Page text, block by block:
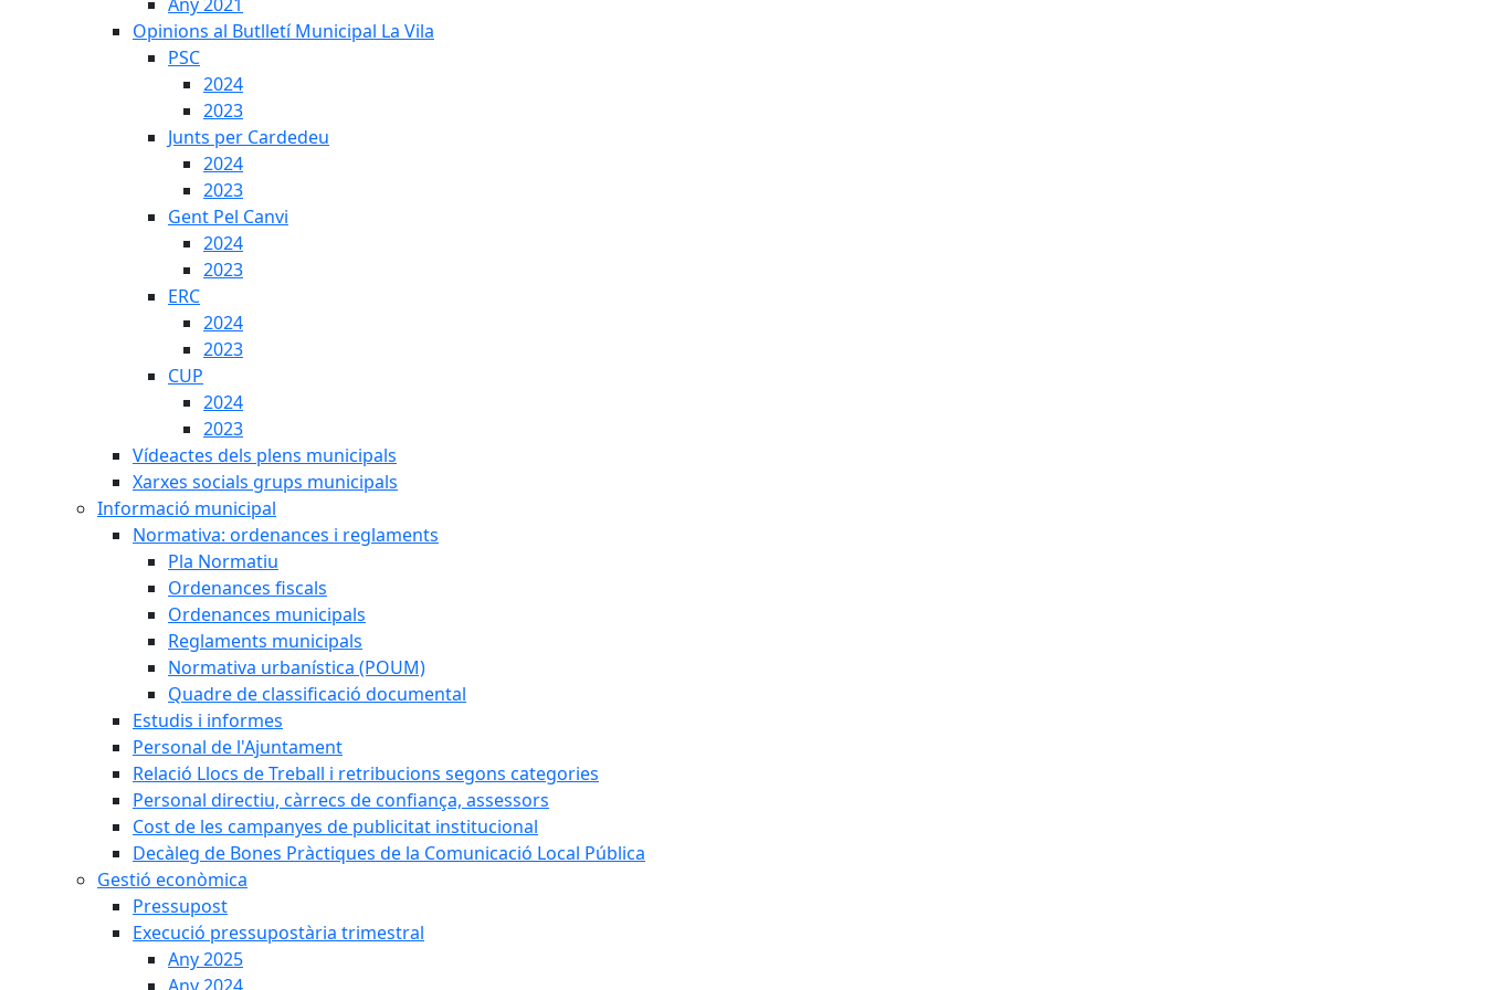
Opinions al Butlletí Municipal La Vila
PSC
2024
2023
Junts per Cardedeu
2024
2023
Gent Pel Canvi
2024
2023
ERC
2024
2023
CUP
2024
2023
Vídeactes dels plens municipals
Xarxes socials grups municipals
Informació municipal
Normativa: ordenances i reglaments
Pla Normatiu
Ordenances fiscals
Ordenances municipals
Reglaments municipals
Normativa urbanística (POUM)
Quadre de classificació documental
Estudis i informes
Personal de l'Ajuntament
Relació Llocs de Treball i retribucions segons categories
Personal directiu, càrrecs de confiança, assessors
Cost de les campanyes de publicitat institucional
Decàleg de Bones Pràctiques de la Comunicació Local Pública
Gestió econòmica
Pressupost
Execució pressupostària trimestral
Any 2025